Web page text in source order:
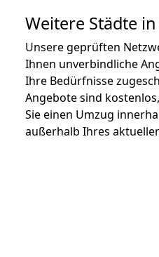
Weitere Städte
Unsere geprüften
Ihnen unverbindliche
Ihre Bedürfnisse
Angebote sind
Sie einen Umzug
außerhalb Ihres